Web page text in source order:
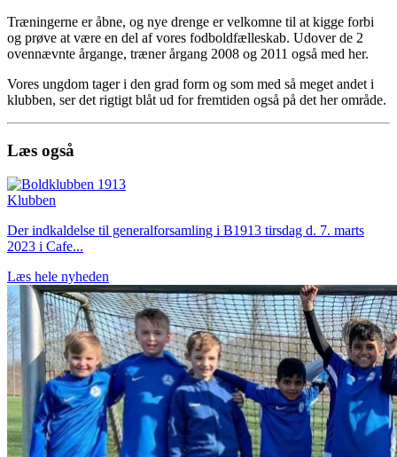
Træningerne er åbne, og nye drenge er velkomne til at kigge forbi
og prøve at være en del af vores fodboldfælleskab. Udover de 2
ovennævnte årgange, træner årgang 2008 og 2011 også med her.
Vores ungdom tager i den grad form og som med så meget andet i
klubben, ser det rigtigt blåt ud for fremtiden også på det her område.
Læs også
Klubben
Der indkaldelse til generalforsamling i B1913 tirsdag d. 7. marts
2023 i Cafe...
Læs hele nyheden